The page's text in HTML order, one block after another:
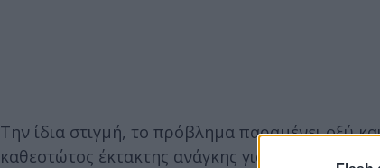
Την ίδια στιγμή, το πρόβλημα παραμένει οξύ
καθεστώτος έκτακτης ανάγκης για επιπλέον